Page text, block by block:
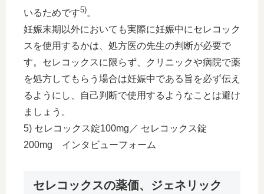
いるためです5)。
妊娠末期以外においても実際に妊娠中にセレコック
スを使用するかは、処方医の先生の判断が必要で
す。セレコックスに限らず、クリニックや病院で薬
を処方してもらう場合は妊娠中である旨を必ず伝え
るようにし、自己判断で使用するようなことは避け
ましょう。
5) セレコックス錠100mg／ セレコックス錠
200mg インタビューフォーム
セレコックスの薬価、ジェネリック